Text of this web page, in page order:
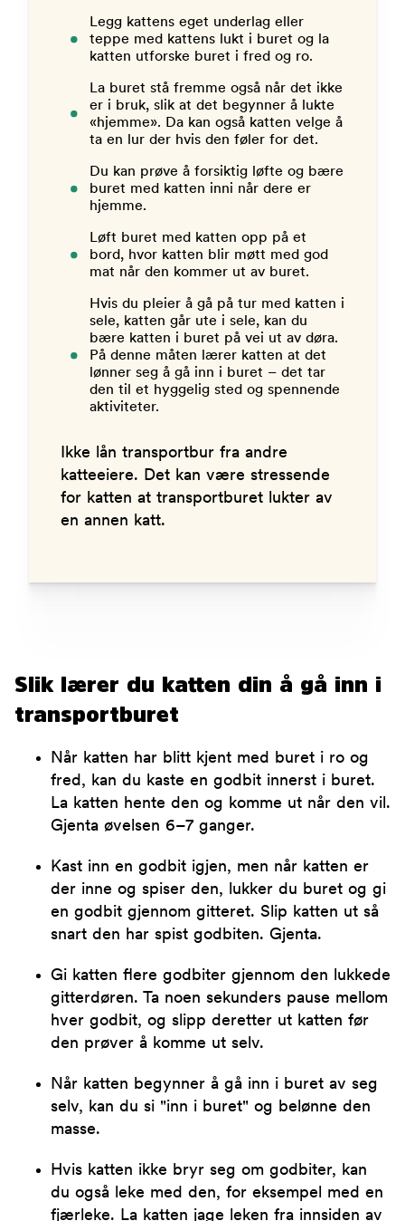
Legg kattens eget underlag eller
teppe med kattens lukt i buret og la
katten utforske buret i fred og ro.
La buret stå fremme også når det ikke
er i bruk, slik at det begynner å lukte
«hjemme». Da kan også katten velge å
ta en lur der hvis den føler for det.
Du kan prøve å forsiktig løfte og bære
buret med katten inni når dere er
hjemme.
Løft buret med katten opp på et
bord, hvor katten blir møtt med god
mat når den kommer ut av buret.
Hvis du pleier å gå på tur med katten i
sele, katten går ute i sele, kan du
bære katten i buret på vei ut av døra.
På denne måten lærer katten at det
lønner seg å gå inn i buret – det tar
den til et hyggelig sted og spennende
aktiviteter.
Ikke lån transportbur fra andre
katteeiere. Det kan være stressende
for katten at transportburet lukter av
en annen katt.
Slik lærer du katten din å gå inn i
transportburet
Når katten har blitt kjent med buret i ro og
fred, kan du kaste en godbit innerst i buret.
La katten hente den og komme ut når den vil.
Gjenta øvelsen 6–7 ganger.
Kast inn en godbit igjen, men når katten er
der inne og spiser den, lukker du buret og gi
en godbit gjennom gitteret. Slip katten ut så
snart den har spist godbiten. Gjenta.
Gi katten flere godbiter gjennom den lukkede
gitterdøren. Ta noen sekunders pause mellom
hver godbit, og slipp deretter ut katten før
den prøver å komme ut selv.
Når katten begynner å gå inn i buret av seg
selv, kan du si "inn i buret" og belønne den
masse.
Hvis katten ikke bryr seg om godbiter, kan
du også leke med den, for eksempel med en
fjærleke. La katten jage leken fra innsiden av